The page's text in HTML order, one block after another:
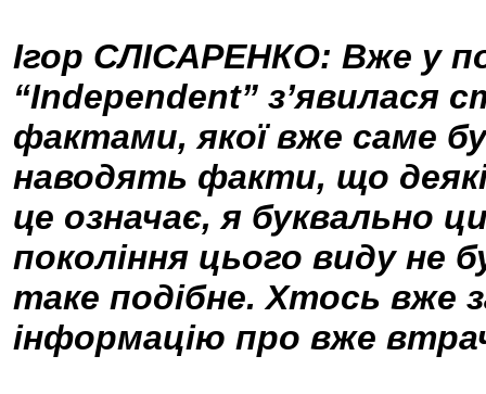
Ігор СЛІСАРЕНКО: Вже у
“Independent” з’явилася
фактами, якої вже саме
наводять факти, що
це означає, я буквально
покоління цього виду не
таке подібне. Хтось вже
інформацію про вже